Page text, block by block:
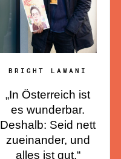
BRIGHT LAWANI
„In Österreich ist
es wunderbar.
Deshalb: Seid nett
zueinander, und
alles ist gut.“